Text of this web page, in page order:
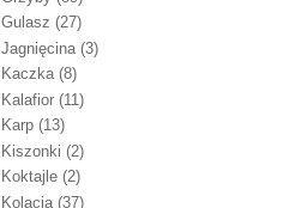
Gulasz (27)
Jagnięcina (3)
Kaczka (8)
Kalafior (11)
Karp (13)
Kiszonki (2)
Koktajle (2)
Kolacja (37)